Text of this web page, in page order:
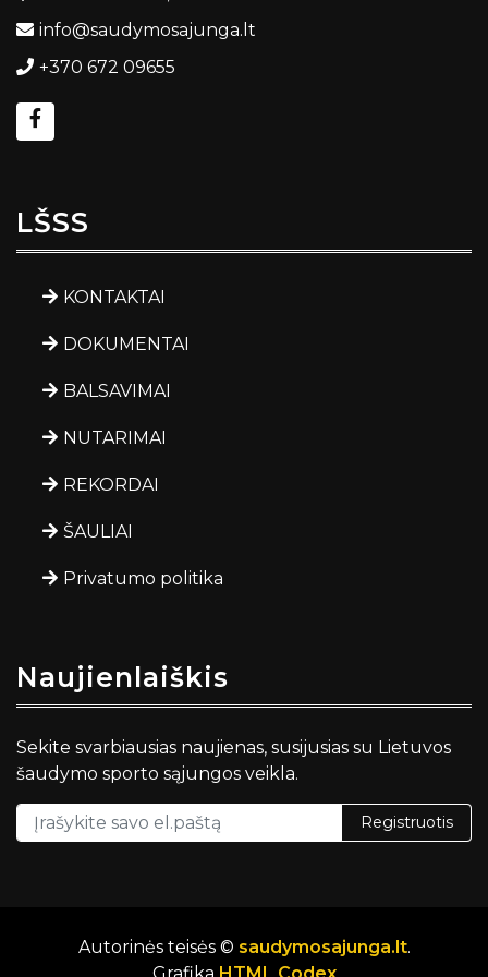
info@saudymosajunga.lt
+370 672 09655
LŠSS
KONTAKTAI
DOKUMENTAI
BALSAVIMAI
NUTARIMAI
REKORDAI
ŠAULIAI
Privatumo politika
Naujienlaiškis
Sekite svarbiausias naujienas, susijusias su Lietuvos
šaudymo sporto sąjungos veikla.
Registruotis
Autorinės teisės © saudymosajunga.lt.